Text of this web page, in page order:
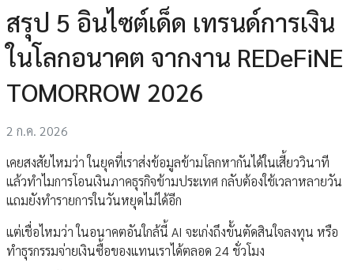
สรุป 5 อินไซต์เด็ด เทรนด์การเงิน
ในโลกอนาคต จากงาน REDeFiNE
TOMORROW 2026
2 ก.ค. 2026
เคยสงสัยไหมว่า ในยุคที่เราส่งข้อมูลข้ามโลกหากันได้ในเสี้ยววินาที
แล้วทำไมการโอนเงินภาคธุรกิจข้ามประเทศ กลับต้องใช้เวลาหลายวัน
แถมยังทำรายการในวันหยุดไม่ได้อีก
แต่เชื่อไหมว่า ในอนาคตอันใกล้นี้ AI จะเก่งถึงขั้นตัดสินใจลงทุน หรือ
ทำธุรกรรมจ่ายเงินซื้อของแทนเราได้ตลอด 24 ชั่วโมง